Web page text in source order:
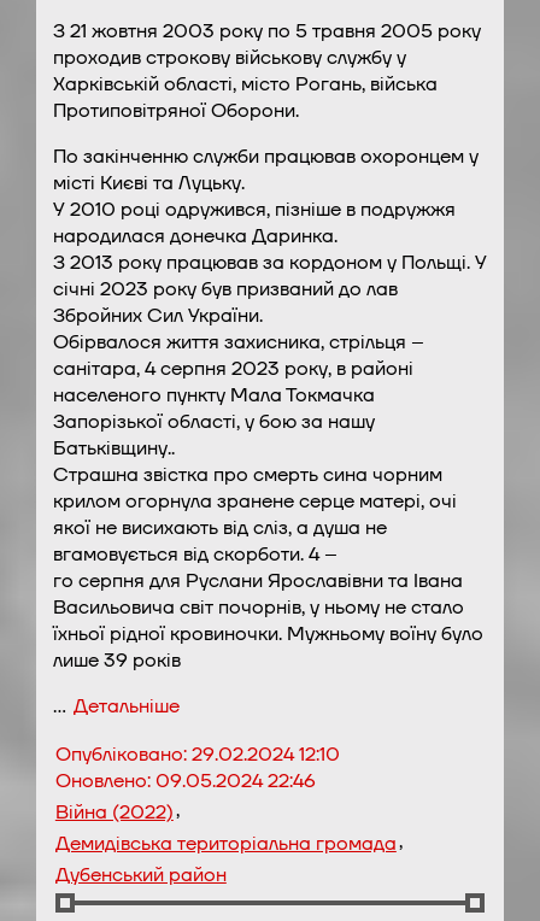
З 21 жовтня 2003 року по 5 травня 2005 року
проходив строкову військову службу у
Харківській області, місто Рогань, війська
Протиповітряної Оборони.
По закінченню служби працював охоронцем у
місті Києві та Луцьку.
У 2010 році одружився, пізніше в подружжя
народилася донечка Даринка.
З 2013 року працював за кордоном у Польщі. У
січні 2023 року був призваний до лав
Збройних Сил України.
Обірвалося життя захисника, стрільця –
санітара, 4 серпня 2023 року, в районі
населеного пункту Мала Токмачка
Запорізької області, у бою за нашу
Батьківщину..
Страшна звістка про смерть сина чорним
крилом огорнула зранене серце матері, очі
якої не висихають від сліз, а душа не
вгамовується від скорботи. 4 –
го серпня для Руслани Ярославівни та Івана
Васильовича світ почорнів, у ньому не стало
їхньої рідної кровиночки. Мужньому воїну було
лише 39 років
… Детальніше
Опубліковано:29.02.2024 12:10
Оновлено:09.05.2024 22:46
Війна (2022),
Демидівська територіальна громада,
Дубенський район